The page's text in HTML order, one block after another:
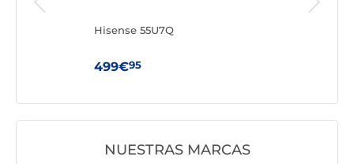
Hisense 55U7Q
499€95
NUESTRAS MARCAS